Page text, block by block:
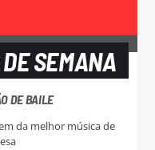
SEMANA
DE BAILE
da melhor música de